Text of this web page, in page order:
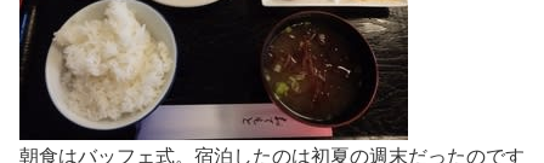
朝食はバッフェ式。宿泊したのは初夏の週末だったのです